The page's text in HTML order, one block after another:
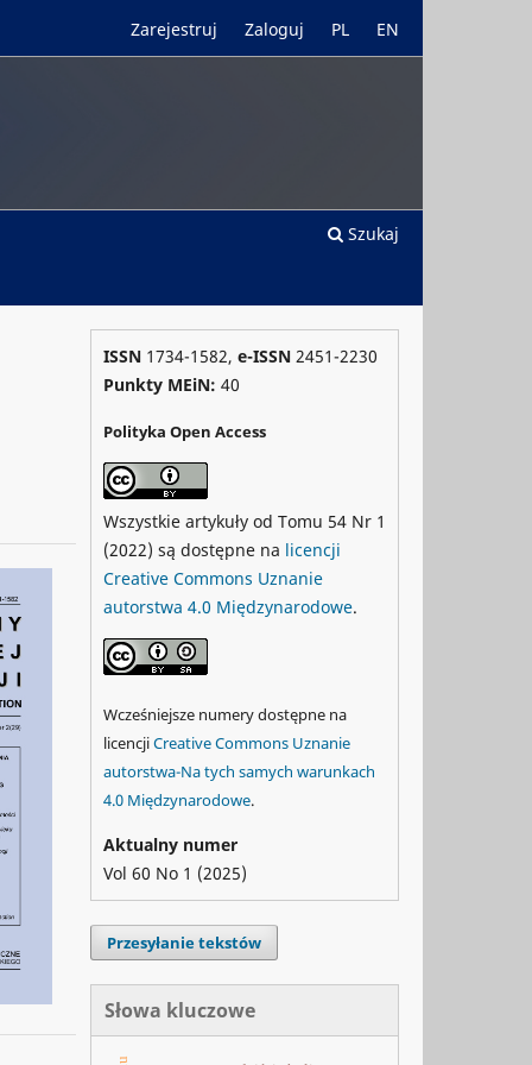
Szukaj
Zarejestruj Zaloguj PL EN
ISSN 1734-1582, e-ISSN 2451-2230
Punkty MEiN: 40
Polityka Open Access
Wszystkie artykuły od Tomu 54 Nr 1
(2022) są dostępne na licencji
Creative Commons Uznanie
autorstwa 4.0 Międzynarodowe.
Wcześniejsze numery dostępne na
licencjiCreative Commons Uznanie
autorstwa-Na tych samych warunkach
4.0 Międzynarodowe.
Aktualny numer
Vol 60 No 1 (2025)
Przesyłanie tekstów
Słowa kluczowe